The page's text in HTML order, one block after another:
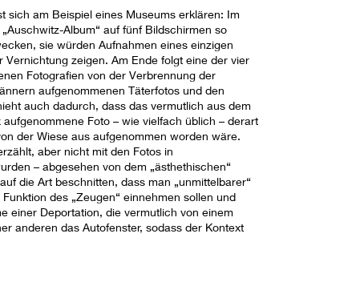
sich am Beispiel eines Museums erklären: Im
Album“ auf fünf Bildschirmen so
sie würden Aufnahmen eines einzigen
zeigen. Am Ende folgt eine der vier
Fotografien von der Verbrennung der
aufgenommenen Täterfotos und den
auch dadurch, dass das vermutlich aus dem
Foto – wie vielfach üblich – derart
der Wiese aus aufgenommen worden wäre.
aber nicht mit den Fotos in
– abgesehen von dem „ästhethischen“
die Art beschnitten, dass man „unmittelbarer“
des „Zeugen“ einnehmen sollen und
einer Deportation, die vermutlich von einem
anderen das Autofenster, sodass der Kontext